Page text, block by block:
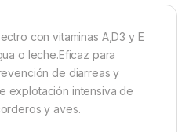
con vitaminas A,D3 y E
o leche.Eficaz para
de diarreas y
explotación intensiva de
y aves.